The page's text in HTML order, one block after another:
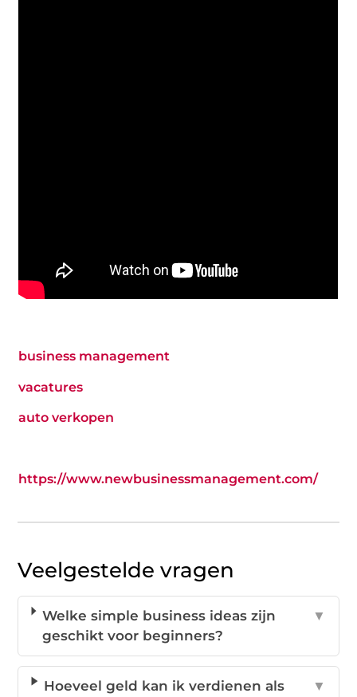
business management
vacatures
auto verkopen
https://www.newbusinessmanagement.com/
Veelgestelde vragen
Welke simple business ideas zijn
geschikt voor beginners?
▼
Hoeveel geld kan ik verdienen als
▼